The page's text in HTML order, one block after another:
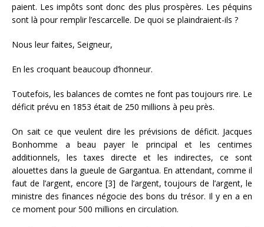
paient. Les impôts sont donc des plus prospères. Les péquins
sont là pour remplir l’escarcelle. De quoi se plaindraient-ils ?
Nous leur faites, Seigneur,
En les croquant beaucoup d’honneur.
Toutefois, les balances de comtes ne font pas toujours rire. Le
déficit prévu en 1853 était de 250 millions à peu près.
On sait ce que veulent dire les prévisions de déficit. Jacques
Bonhomme a beau payer le principal et les centimes
additionnels, les taxes directe et les indirectes, ce sont
alouettes dans la gueule de Gargantua. En attendant, comme il
faut de l’argent, encore [3] de l’argent, toujours de l’argent, le
ministre des finances négocie des bons du trésor. Il y en a en
ce moment pour 500 millions en circulation.